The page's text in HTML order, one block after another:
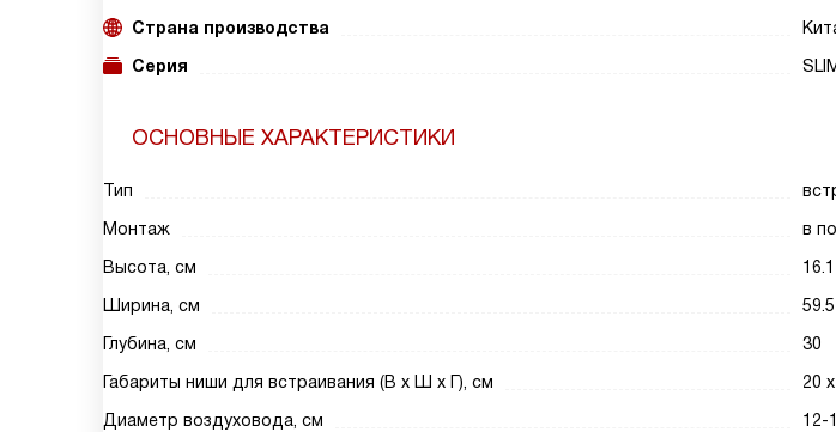
Страна производства
Серия
ОСНОВНЫЕ ХАРАКТЕРИСТИКИ
Тип
Монтаж
в
Высота, см
16.1
Ширина, см
59.5
Глубина, см
30
Габариты ниши для встраивания (В х Ш х Г), см
20
Диаметр воздуховода, см
12-